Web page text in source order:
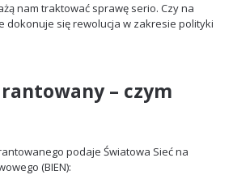
nam traktować sprawę serio. Czy na
dokonuje się rewolucja w zakresie polityki
– czym
podaje Światowa Sieć na
(BIEN):